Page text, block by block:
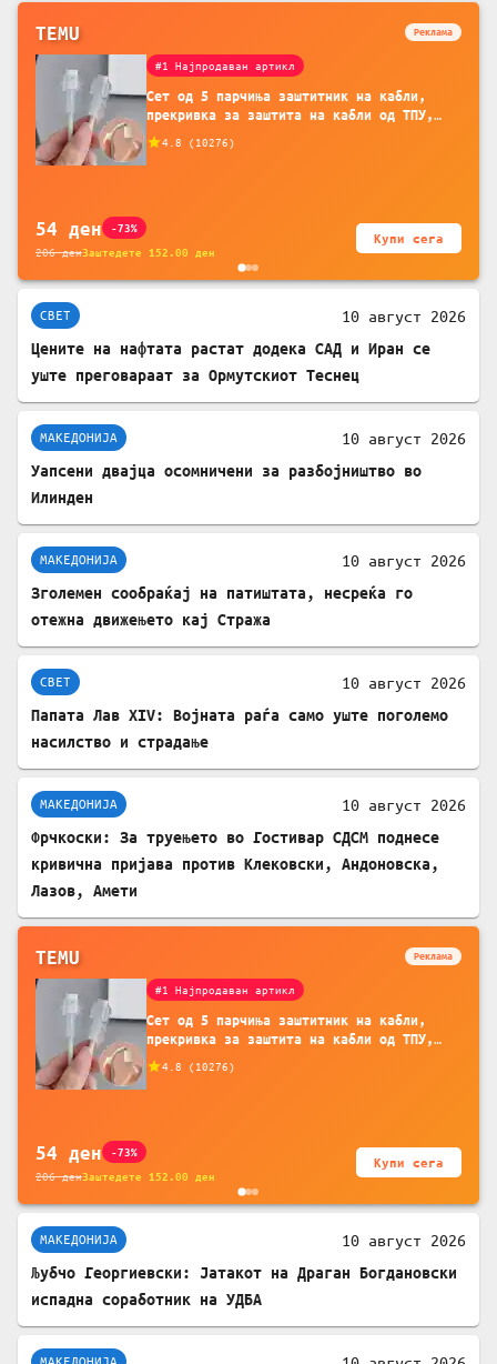
TEMU Реклама
#1 Најпродаван артикл
Сет од 5 парчиња заштитник на кабли,
прекривка за заштита на кабли од ТПУ,
батерија, за мобилни телефони, комплет
4.8 ( 10276)
54 ден -73%
206денЗаштедете 152.00 ден
Купи сега
СВЕТ 10 август 2026
Цените на нафтата растат додека САД и Иран се
уште преговараат за Ормутскиот Теснец
МАКЕДОНИЈА 10 август 2026
Уапсени двајца осомничени за разбојништво во
Илинден
МАКЕДОНИЈА 10 август 2026
Зголемен сообраќај на патиштата, несреќа го
отежна движењето кај Стража
СВЕТ 10 август 2026
Папата Лав XIV: Војната раѓа само уште поголемо
насилство и страдање
МАКЕДОНИЈА 10 август 2026
Фрчкоски: За труењето во Гостивар СДСМ поднесе
кривична пријава против Клековски, Андоновска,
Лазов, Амети
TEMU Реклама
#1 Најпродаван артикл
Сет од 5 парчиња заштитник на кабли,
прекривка за заштита на кабли од ТПУ,
батерија, за мобилни телефони, комплет
4.8 ( 10276)
54 ден -73%
206денЗаштедете 152.00 ден
Купи сега
МАКЕДОНИЈА 10 август 2026
Љубчо Георгиевски: Јатакот на Драган Богдановски
испадна соработник на УДБА